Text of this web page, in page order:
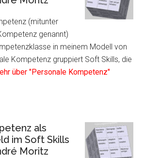
im
(mitunter
genannt)
in meinem Modell von
Kompetenz gruppiert Soft Skills, die
über "Personale Kompetenz"
als
im Soft Skills
Moritz